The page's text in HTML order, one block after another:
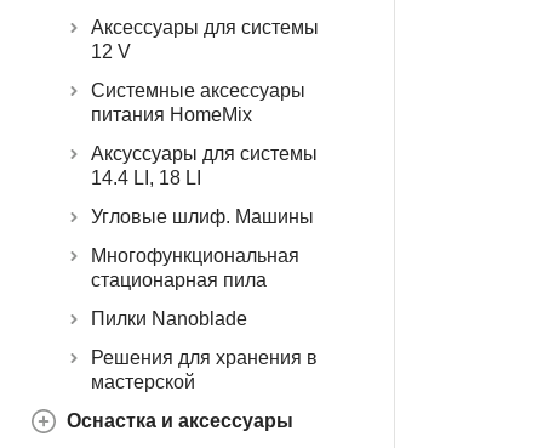
Аксессуары для системы
12 V
Системные аксессуары
питания HomeMix
Аксуссуары для системы
14.4 LI, 18 LI
Угловые шлиф. Машины
Многофункциональная
стационарная пила
Пилки Nanoblade
Решения для хранения в
мастерской
Оснастка и аксессуары